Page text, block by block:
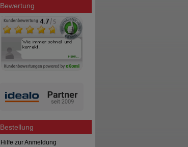
Bewertung
Bestellung
Hilfe zur Anmeldung